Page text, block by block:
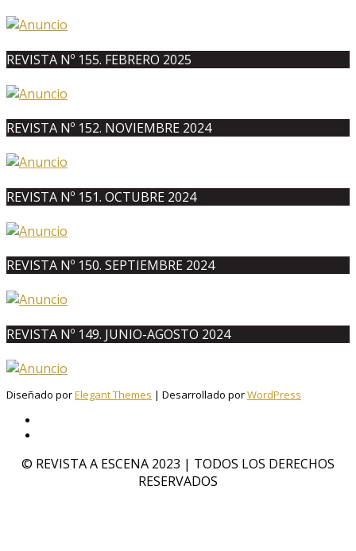
REVISTA Nº 155. FEBRERO 2025
REVISTA Nº 152. NOVIEMBRE 2024
REVISTA Nº 151. OCTUBRE 2024
REVISTA Nº 150. SEPTIEMBRE 2024
REVISTA Nº 149. JUNIO-AGOSTO 2024
Diseñado porElegant Themes | Desarrollado porWordPress
© REVISTA A ESCENA 2023 | TODOS LOS DERECHOS
RESERVADOS